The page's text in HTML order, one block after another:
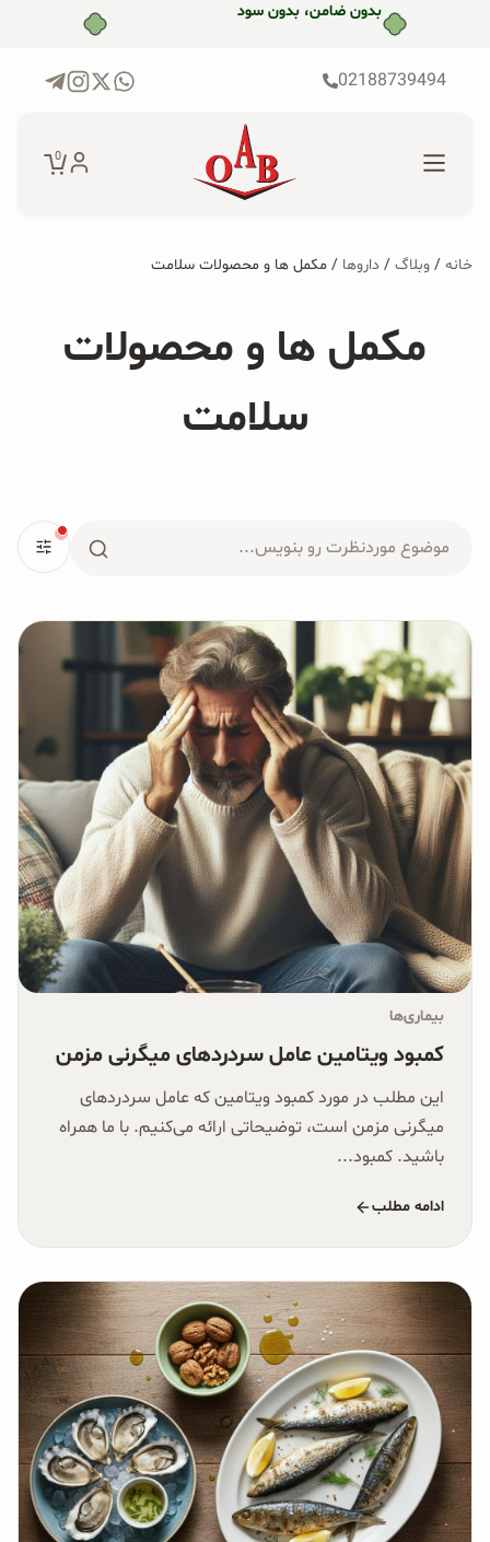
بدون ضامن، بدون سود
02188739494
0
برای:
جستجو...
پکیج‌ها
پودر کیک جو دوسر
دانه چیا
کینوا
ترشی و شور
چاشنی‌ها و سرکه‌‌ها
زیتون و روغن زیتون
رایس کیک
غلات و دانه‌های سالم
صبحانه و میان وعده
سبوس و جوانه‌ها
پک سلامتی OAB
کتاب‌های OAB
وبلاگ
خانه / وبلاگ / داروها / مکمل ها و محصولات سلامت
مکمل ها و محصولات
سلامت
برای:
بیماری‌ها
کمبود ویتامین عامل سردردهای میگرنی مزمن
این مطلب در مورد کمبود ویتامین که عامل سردردهای
میگرنی مزمن است، توضیحاتی ارائه می‌کنیم. با ما همراه
باشید. کمبود...
ادامه مطلب